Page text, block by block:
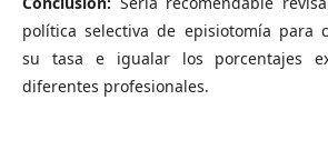
política selectiva de episiotomía para
su tasa e igualar los porcentajes
diferentes profesionales.